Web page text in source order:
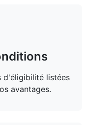
d'éligibilité listées
avantages.